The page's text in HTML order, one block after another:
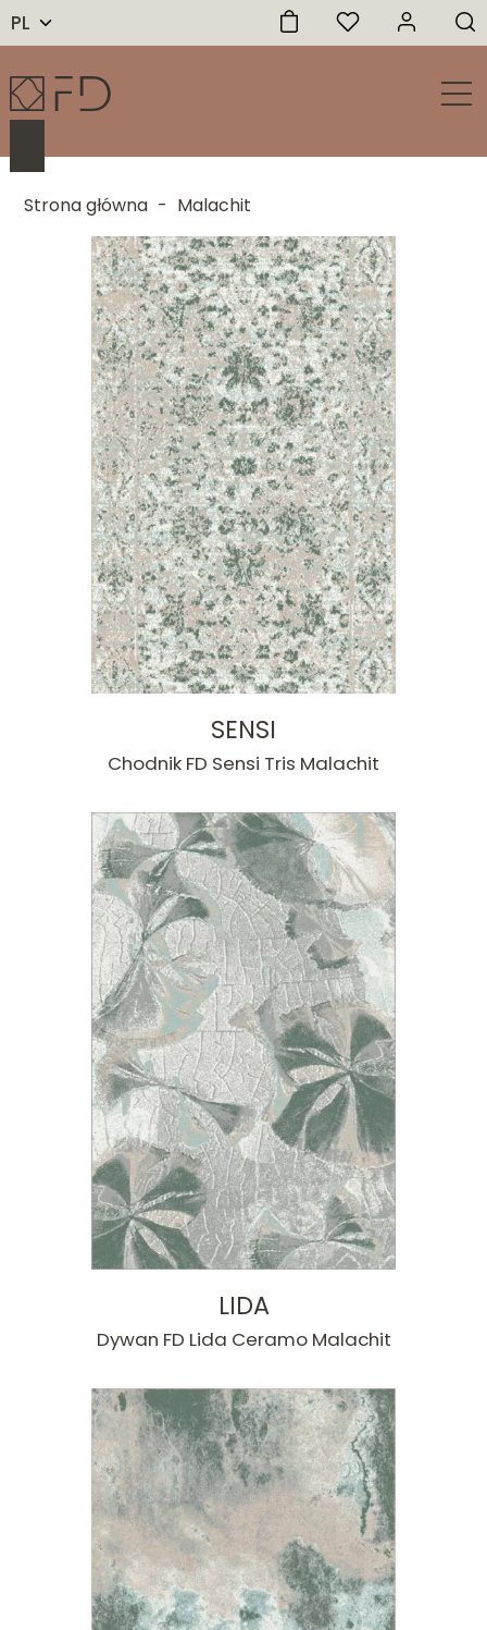
PL
Strona główna - Malachit
SENSI
Chodnik FD Sensi Tris Malachit
LIDA
Dywan FD Lida Ceramo Malachit